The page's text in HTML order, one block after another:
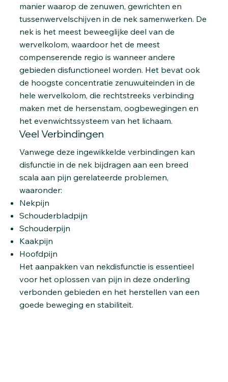
manier waarop de zenuwen, gewrichten en
tussenwervelschijven in de nek samenwerken. De
nek is het meest beweeglijke deel van de
wervelkolom, waardoor het de meest
compenserende regio is wanneer andere
gebieden disfunctioneel worden. Het bevat ook
de hoogste concentratie zenuwuiteinden in de
hele wervelkolom, die rechtstreeks verbinding
maken met de hersenstam, oogbewegingen en
het evenwichtssysteem van het lichaam.
Vanwege deze ingewikkelde verbindingen kan
disfunctie in de nek bijdragen aan een breed
scala aan pijn gerelateerde problemen,
waaronder:
Nekpijn
Schouderbladpijn
Schouderpijn
Kaakpijn
Hoofdpijn
Het aanpakken van nekdisfunctie is essentieel
voor het oplossen van pijn in deze onderling
verbonden gebieden en het herstellen van een
goede beweging en stabiliteit.
Veel Verbindingen